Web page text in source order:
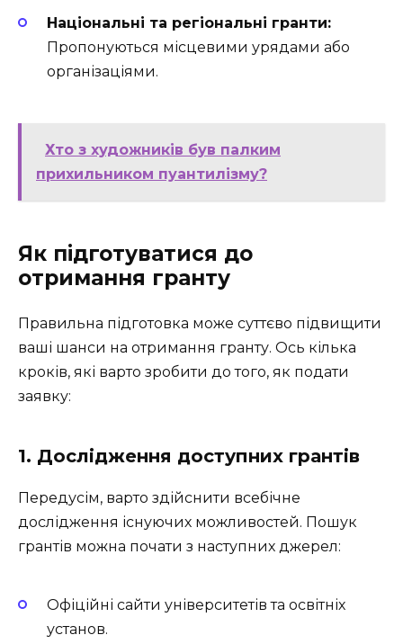
Національні та регіональні гранти:
Пропонуються місцевими урядами або
організаціями.
Хто з художників був палким
прихильником пуантилізму?
Як підготуватися до
отримання гранту
Правильна підготовка може суттєво підвищити
ваші шанси на отримання гранту. Ось кілька
кроків, які варто зробити до того, як подати
заявку:
1. Дослідження доступних грантів
Передусім, варто здійснити всебічне
дослідження існуючих можливостей. Пошук
грантів можна почати з наступних джерел:
Офіційні сайти університетів та освітніх
установ.